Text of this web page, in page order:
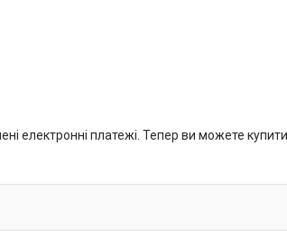
електронні платежі. Тепер ви можете